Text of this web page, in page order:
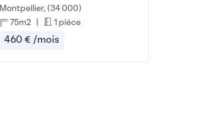
Montpellier, (34 000)
75m2
1 piéce
460 € /mois